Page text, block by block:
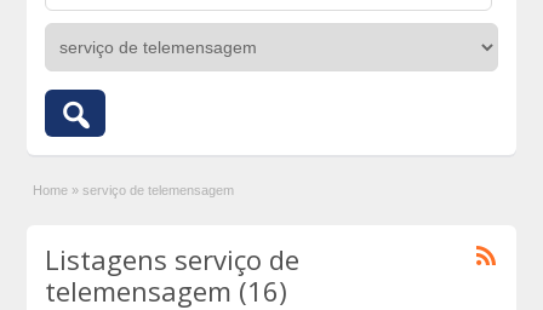
Home » serviço de telemensagem
Listagens serviço de
telemensagem (16)